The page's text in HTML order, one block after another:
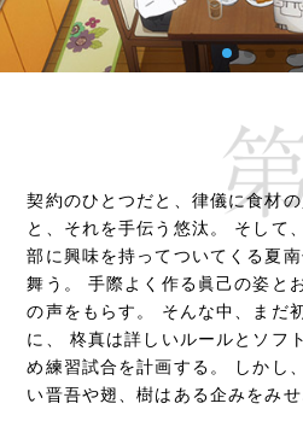
契約のひとつだと、律儀に食材
と、 それを手伝う悠汰。
そして
部に興味を持ってついてくる夏
舞う。
手際よく作る眞己の姿と
の声をもらす。
そんな中、まだ
に、
柊真は詳しいルールとソフ
め練習試合を計画する。
しかし
い晋吾や翅、樹はある企みをみせ